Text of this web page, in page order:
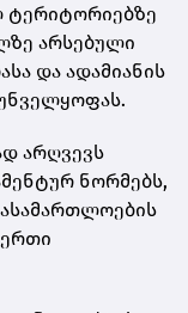
ტერიტორიებზე
არსებული
და ადამიანის
არღვევს
ნორმებს,